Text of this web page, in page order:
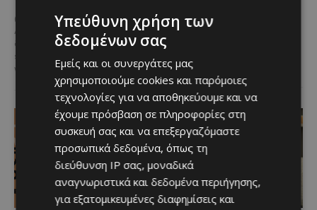
@menoumekypro Καλοκαίρι στη
Λεμεσό σημαίνει θάλασσα,
δράση και… αδρεναλίνη!
Jet
ski, parasailing, SUP, καγιάκ,
wakeboard,...
επιστρέφει ανανεωμένη. Η
υπαίθρια πισίνα στον Άγιο
τις...
Υπεύθυνη χρήση των
δεδομένων σας
Εμείς και οι συνεργάτες μας
χρησιμοποιούμε cookies και παρόμοιες
τεχνολογίες για να αποθηκεύουμε και να
έχουμε πρόσβαση σε πληροφορίες στη
συσκευή σας και να επεξεργαζόμαστε
προσωπικά δεδομένα, όπως τη
διεύθυνση IP σας, μοναδικά
αναγνωριστικά και δεδομένα περιήγησης,
για εξατομικευμένες διαφημίσεις και